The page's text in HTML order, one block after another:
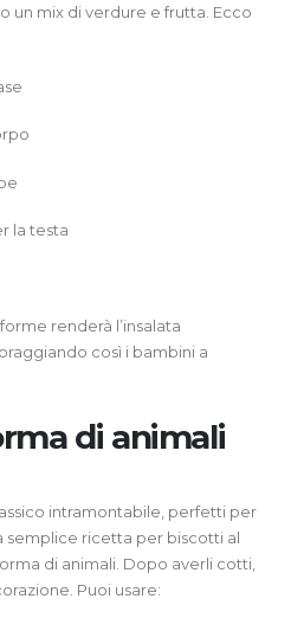
un mix di verdure e frutta. Ecco
la testa
renderà l’insalata
così i bambini a
di animali
intramontabile, perfetti per
semplice ricetta per biscotti al
di animali. Dopo averli cotti,
Puoi usare: